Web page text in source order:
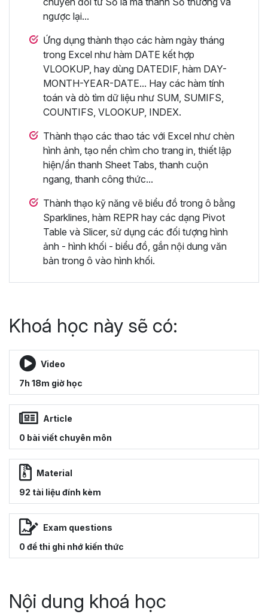
ngược lại...
Ứng dụng thành thạo các hàm ngày tháng
trong Excel như hàm DATE kết hợp
VLOOKUP, hay dùng DATEDIF, hàm DAY-
MONTH-YEAR-DATE... Hay các hàm tính
toán và dò tìm dữ liệu như SUM, SUMIFS,
COUNTIFS, VLOOKUP, INDEX.
Thành thạo các thao tác với Excel như chèn
hình ảnh, tạo nền chìm cho trang in, thiết lập
hiện/ẩn thanh Sheet Tabs, thanh cuộn
ngang, thanh công thức...
Thành thạo kỹ năng vẽ biểu đồ trong ô bằng
Sparklines, hàm REPR hay các dạng Pivot
Table và Slicer, sử dụng các đối tượng hình
ảnh - hình khối - biểu đồ, gắn nội dung văn
bản trong ô vào hình khối.
Khoá học này sẽ có:
Video
7h 18m giờ học
Article
0 bài viết chuyên môn
Material
92 tài liệu đính kèm
Exam questions
0 đề thi ghi nhớ kiến thức
Nội dung khoá học